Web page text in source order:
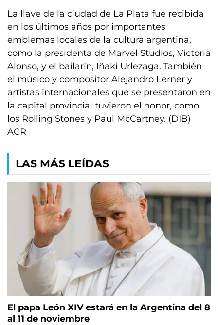
La llave de la ciudad de La Plata fue recibida
en los últimos años por importantes
emblemas locales de la cultura argentina,
como la presidenta de Marvel Studios, Victoria
Alonso, y el bailarín, Iñaki Urlezaga. También
el músico y compositor Alejandro Lerner y
artistas internacionales que se presentaron en
la capital provincial tuvieron el honor, como
los Rolling Stones y Paul McCartney. (DIB)
ACR
LAS MÁS LEÍDAS
El papa León XIV estará en la Argentina del 8
al 11 de noviembre